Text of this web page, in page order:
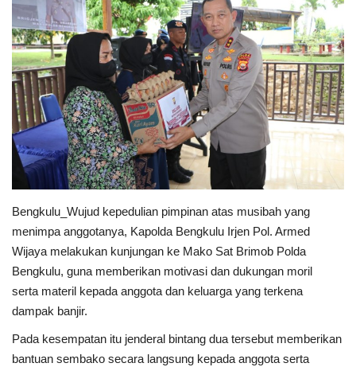
Keamanan
Kejahatan
Cybers Event
UMKM & Ekonomi Kreatif
Pekerja Migran Indonesia
Ekonomi
Pendidikan
Informasi Journalism
Olahraga
Bengkulu_Wujud kepedulian pimpinan atas musibah yang
menimpa anggotanya, Kapolda Bengkulu Irjen Pol. Armed
Wijaya melakukan kunjungan ke Mako Sat Brimob Polda
Bengkulu, guna memberikan motivasi dan dukungan moril
serta materil kepada anggota dan keluarga yang terkena
dampak banjir.
Pada kesempatan itu jenderal bintang dua tersebut memberikan
bantuan sembako secara langsung kepada anggota serta